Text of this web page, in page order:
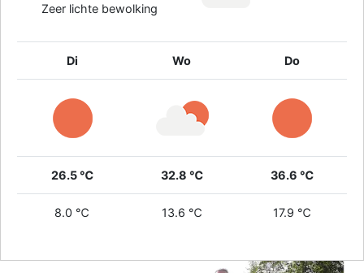
Zeer lichte bewolking
Di Wo Do
26.5 ℃ 32.8 ℃ 36.6 ℃
8.0 ℃ 13.6 ℃ 17.9 ℃